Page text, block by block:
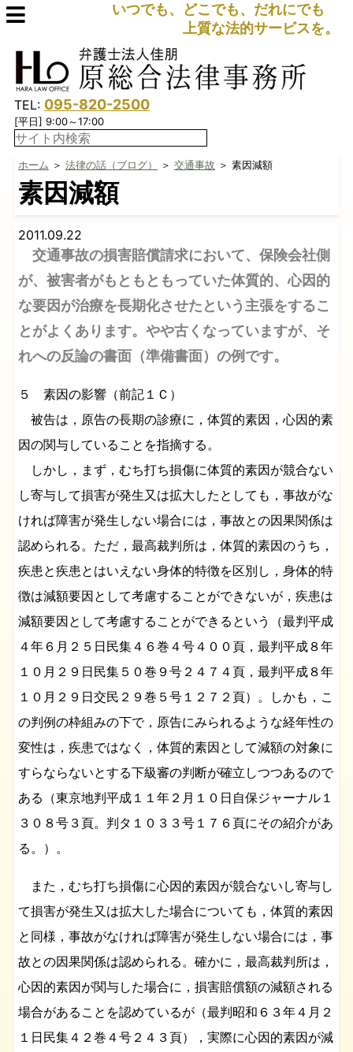
いつでも、どこでも、だれにでも
上質な法的サービスを。
TEL: 095-820-2500
[平日] 9:00～17:00
ホーム ＞ 法律の話（ブログ） ＞ 交通事故 ＞ 素因減額
素因減額
2011.09.22
交通事故の損害賠償請求において、保険会社側
が、被害者がもともともっていた体質的、心因的
な要因が治療を長期化させたという主張をするこ
とがよくあります。やや古くなっていますが、そ
れへの反論の書面（準備書面）の例です。
５ 素因の影響（前記１Ｃ）
被告は，原告の長期の診療に，体質的素因，心因的素
因の関与していることを指摘する。
しかし，まず，むち打ち損傷に体質的素因が競合ない
し寄与して損害が発生又は拡大したとしても，事故がな
ければ障害が発生しない場合には，事故との因果関係は
認められる。ただ，最高裁判所は，体質的素因のうち，
疾患と疾患とはいえない身体的特徴を区別し，身体的特
徴は減額要因として考慮することができないが，疾患は
減額要因として考慮することができるという（最判平成
４年６月２５日民集４６巻４号４００頁，最判平成８年
１０月２９日民集５０巻９号２４７４頁，最判平成８年
１０月２９日交民２９巻５号１２７２頁）。しかも，こ
の判例の枠組みの下で，原告にみられるような経年性の
変性は，疾患ではなく，体質的素因として減額の対象に
すらならないとする下級審の判断が確立しつつあるので
ある（東京地判平成１１年２月１０日自保ジャーナル１
３０８号３頁。判タ１０３３号１７６頁にその紹介があ
る。）。
また，むち打ち損傷に心因的素因が競合ないし寄与し
て損害が発生又は拡大した場合についても，体質的素因
と同様，事故がなければ障害が発生しない場合には，事
故との因果関係は認められる。確かに，最高裁判所は，
心因的素因が関与した場合に，損害賠償額の減額される
場合があることを認めているが（最判昭和６３年４月２
１日民集４２巻４号２４３頁），実際に心因的素因が減